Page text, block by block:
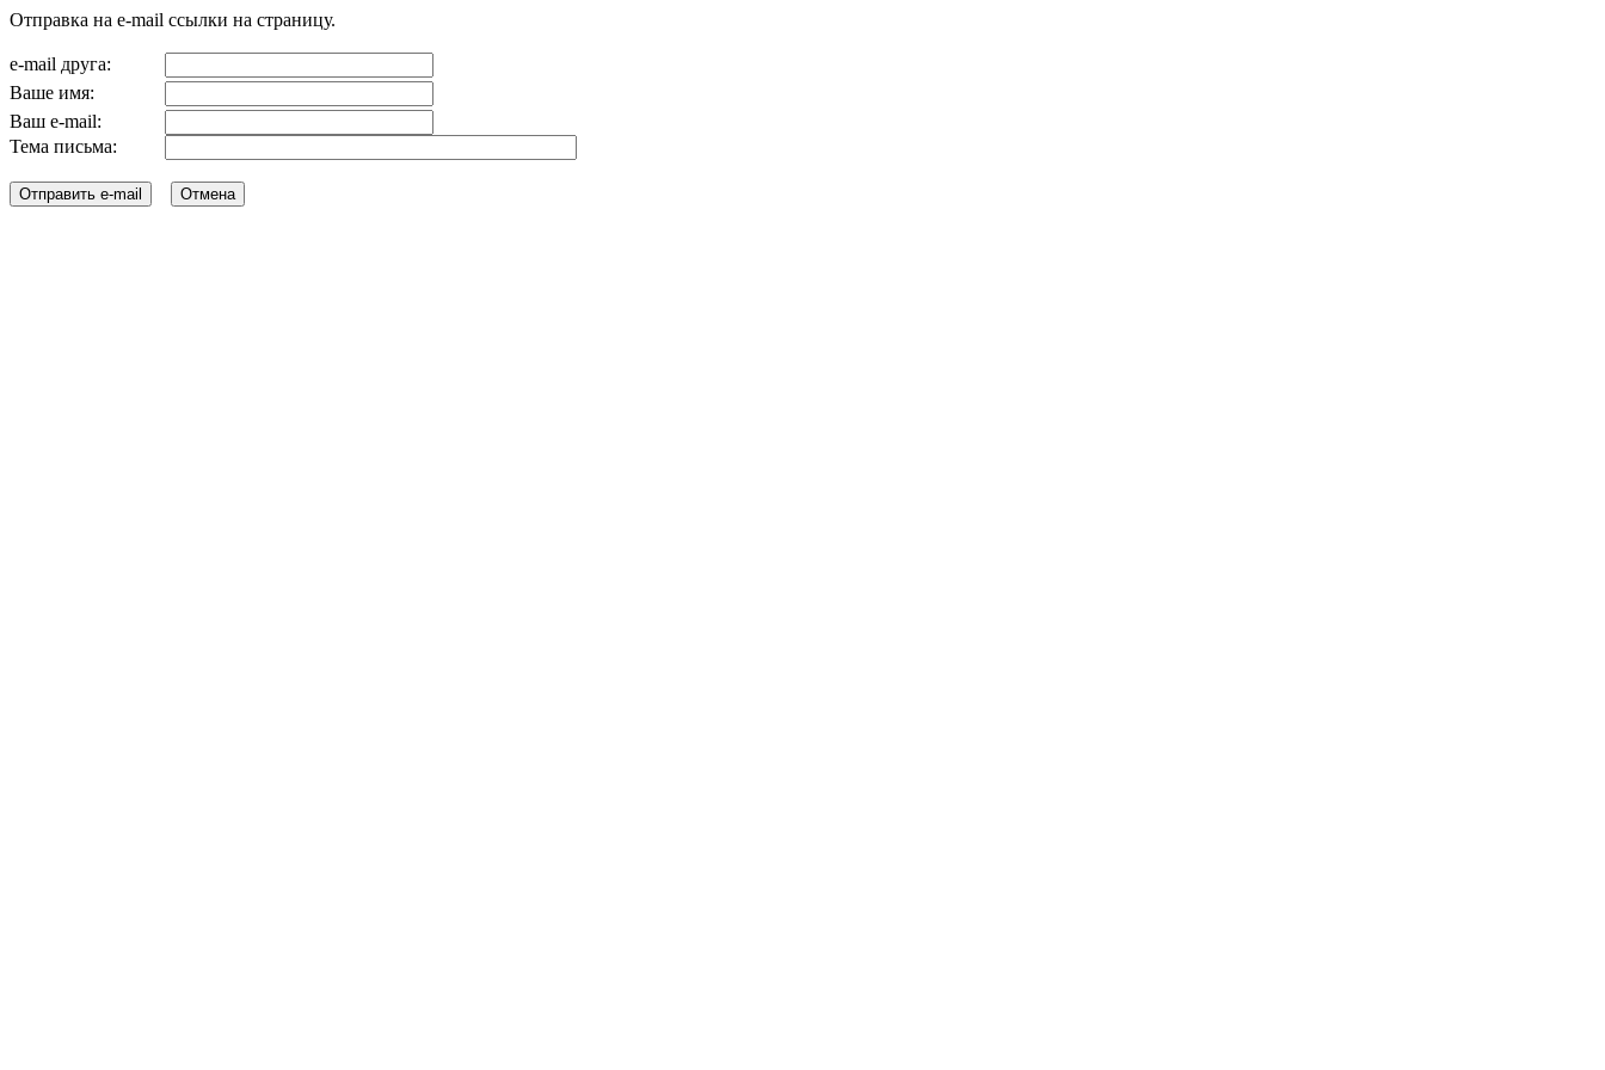
Отправка на e-mail ссылки на страницу.
e-mail друга:
Ваше имя:
Ваш e-mail:
Тема письма: